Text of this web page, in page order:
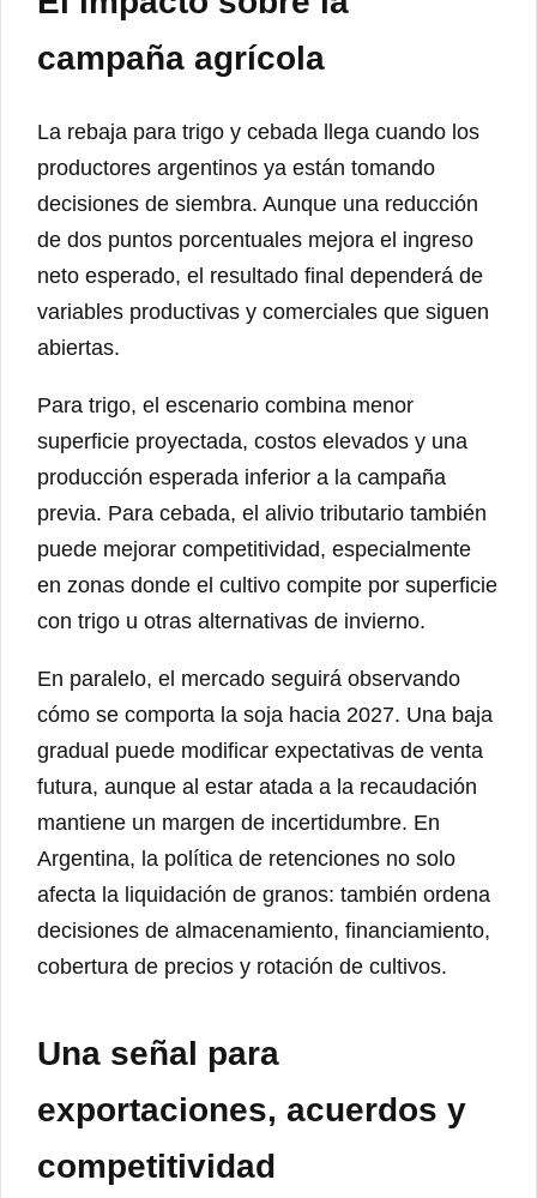
campaña agrícola
La rebaja para trigo y cebada llega cuando los
productores argentinos ya están tomando
decisiones de siembra. Aunque una reducción
de dos puntos porcentuales mejora el ingreso
neto esperado, el resultado final dependerá de
variables productivas y comerciales que siguen
abiertas.
Para trigo, el escenario combina menor
superficie proyectada, costos elevados y una
producción esperada inferior a la campaña
previa. Para cebada, el alivio tributario también
puede mejorar competitividad, especialmente
en zonas donde el cultivo compite por superficie
con trigo u otras alternativas de invierno.
En paralelo, el mercado seguirá observando
cómo se comporta la soja hacia 2027. Una baja
gradual puede modificar expectativas de venta
futura, aunque al estar atada a la recaudación
mantiene un margen de incertidumbre. En
Argentina, la política de retenciones no solo
afecta la liquidación de granos: también ordena
decisiones de almacenamiento, financiamiento,
cobertura de precios y rotación de cultivos.
Una señal para
exportaciones, acuerdos y
competitividad